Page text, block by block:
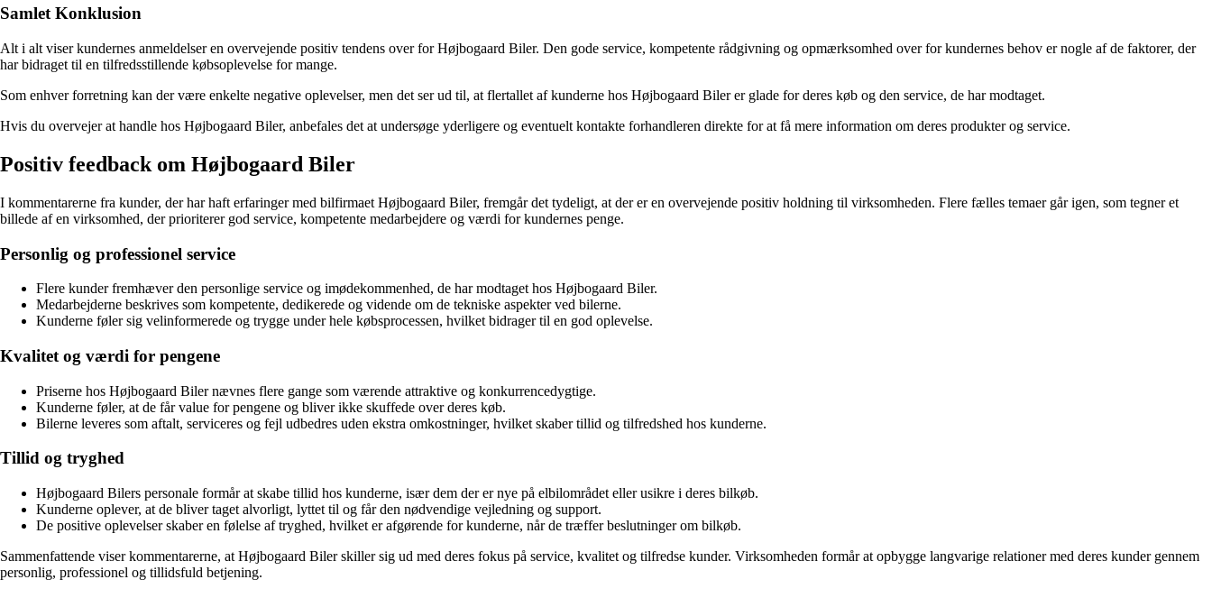
Samlet Konklusion
Alt i alt viser kundernes anmeldelser en overvejende positiv tendens over for Højbogaard Biler. Den gode service, kompetente rådgivning og opmærksomhed over for kundernes behov er nogle af de faktorer, der
har bidraget til en tilfredsstillende købsoplevelse for mange.
Som enhver forretning kan der være enkelte negative oplevelser, men det ser ud til, at flertallet af kunderne hos Højbogaard Biler er glade for deres køb og den service, de har modtaget.
Hvis du overvejer at handle hos Højbogaard Biler, anbefales det at undersøge yderligere og eventuelt kontakte forhandleren direkte for at få mere information om deres produkter og service.
Positiv feedback om Højbogaard Biler
I kommentarerne fra kunder, der har haft erfaringer med bilfirmaet Højbogaard Biler, fremgår det tydeligt, at der er en overvejende positiv holdning til virksomheden. Flere fælles temaer går igen, som tegner et
billede af en virksomhed, der prioriterer god service, kompetente medarbejdere og værdi for kundernes penge.
Personlig og professionel service
Flere kunder fremhæver den personlige service og imødekommenhed, de har modtaget hos Højbogaard Biler.
Medarbejderne beskrives som kompetente, dedikerede og vidende om de tekniske aspekter ved bilerne.
Kunderne føler sig velinformerede og trygge under hele købsprocessen, hvilket bidrager til en god oplevelse.
Kvalitet og værdi for pengene
Priserne hos Højbogaard Biler nævnes flere gange som værende attraktive og konkurrencedygtige.
Kunderne føler, at de får value for pengene og bliver ikke skuffede over deres køb.
Bilerne leveres som aftalt, serviceres og fejl udbedres uden ekstra omkostninger, hvilket skaber tillid og tilfredshed hos kunderne.
Tillid og tryghed
Højbogaard Bilers personale formår at skabe tillid hos kunderne, især dem der er nye på elbilområdet eller usikre i deres bilkøb.
Kunderne oplever, at de bliver taget alvorligt, lyttet til og får den nødvendige vejledning og support.
De positive oplevelser skaber en følelse af tryghed, hvilket er afgørende for kunderne, når de træffer beslutninger om bilkøb.
Sammenfattende viser kommentarerne, at Højbogaard Biler skiller sig ud med deres fokus på service, kvalitet og tilfredse kunder. Virksomheden formår at opbygge langvarige relationer med deres kunder gennem
personlig, professionel og tillidsfuld betjening.